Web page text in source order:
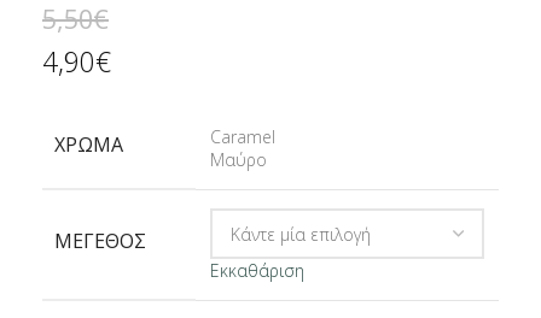
5,50€
4,90€
ΧΡΏΜΑ
Caramel
Μαύρο
ΜΈΓΕΘΟΣ
Εκκαθάριση